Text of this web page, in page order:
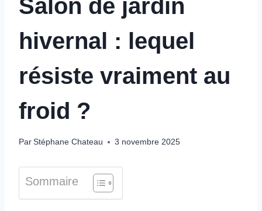
Salon de jardin
hivernal : lequel
résiste vraiment au
froid ?
Par Stéphane Chateau 3 novembre 2025
Sommaire